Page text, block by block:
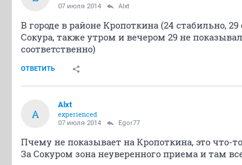
07 июля 2014 Alxt
В городе в районе Кропоткина (24 стабильно,
Сокура, также утром и вечером 29 не
соответственно)
ОТВЕТИТЬ
A
Alxt
experienced
07 июля 2014 Egor77
Пчему не показывает на Кропоткина, это что-
За Сокуром зона неуверенного приема и там